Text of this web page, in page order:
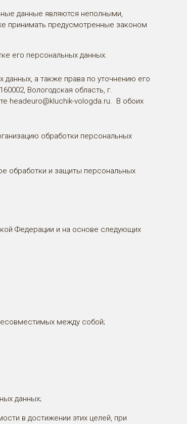
данные являются неполными,
принимать предусмотренные законом
его персональных данных.
а также права по уточнению его
Вологодская область, г.
headeuro@kluchik-vologda.ru. В обоих
обработки персональных
обработки и защиты персональных
Федерации и на основе следующих
между собой;
данных;
в достижении этих целей, при